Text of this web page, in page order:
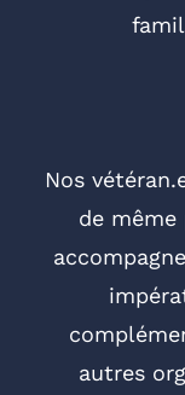
Nos
de
autres